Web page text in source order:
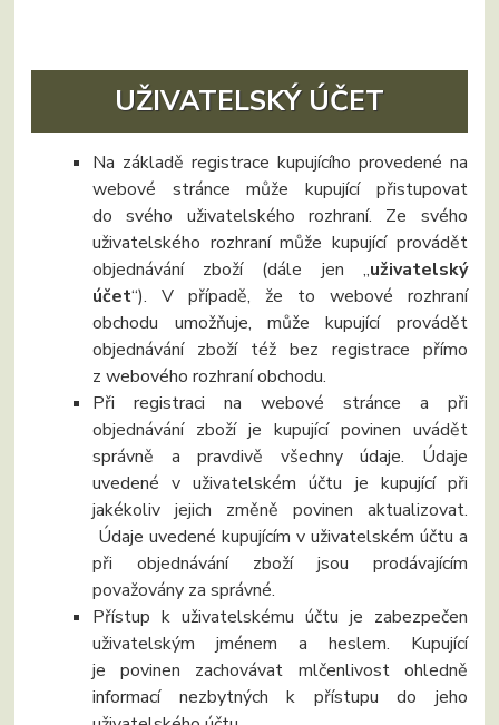
UŽIVATELSKÝ ÚČET
Na základě registrace kupujícího provedené na
webové stránce může kupující přistupovat
do svého uživatelského rozhraní. Ze svého
uživatelského rozhraní může kupující provádět
objednávání zboží (dále jen „uživatelský
účet“). V případě, že to webové rozhraní
obchodu umožňuje, může kupující provádět
objednávání zboží též bez registrace přímo
z webového rozhraní obchodu.
Při registraci na webové stránce a při
objednávání zboží je kupující povinen uvádět
správně a pravdivě všechny údaje. Údaje
uvedené v uživatelském účtu je kupující při
jakékoliv jejich změně povinen aktualizovat.
Údaje uvedené kupujícím v uživatelském účtu a
při objednávání zboží jsou prodávajícím
považovány za správné.
Přístup k uživatelskému účtu je zabezpečen
uživatelským jménem a heslem. Kupující
je povinen zachovávat mlčenlivost ohledně
informací nezbytných k přístupu do jeho